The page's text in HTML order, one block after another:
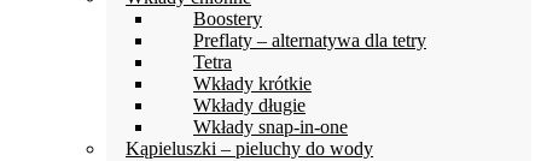
Boostery
Preflaty – alternatywa dla tetry
Tetra
Wkłady krótkie
Wkłady długie
Wkłady snap-in-one
Kąpieluszki – pieluchy do wody